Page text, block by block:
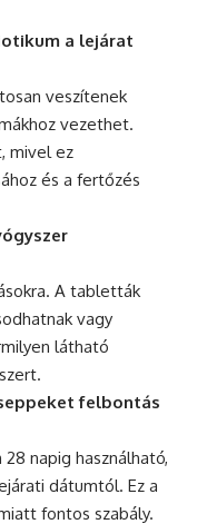
a lejárat
veszítenek
vezethet.
mivel ez
és a fertőzés
A tabletták
vagy
látható
felbontás
napig használható,
dátumtól. Ez a
fontos szabály.